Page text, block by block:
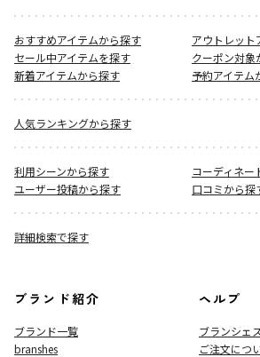
おすすめアイテムから探す
アウトレット
セール中アイテムを探す
クーポン対象
新着アイテムから探す
予約アイテム
人気ランキングから探す
利用シーンから探す
コーディネー
ユーザー投稿から探す
口コミから探
詳細検索で探す
ブランド紹介
ブランド一覧
branshes
ヘルプ
ブランシェ
ご注文につ